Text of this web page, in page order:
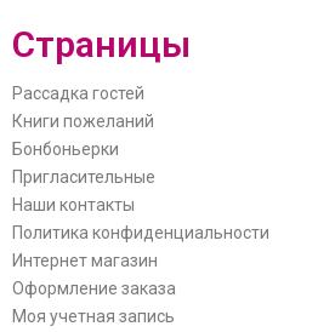
Страницы
Рассадка гостей
Книги пожеланий
Бонбоньерки
Пригласительные
Наши контакты
Политика конфиденциальности
Интернет магазин
Оформление заказа
Моя учетная запись